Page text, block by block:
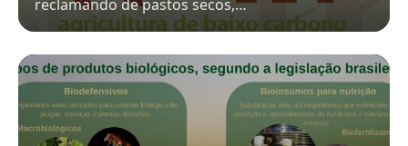
reclamando de pastos secos,…